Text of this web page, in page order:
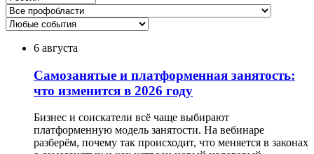
6 августа
Самозанятые и платформенная занятость:
что изменится в 2026 году
Бизнес и соискатели всё чаще выбирают
платформенную модель занятости. На вебинаре
разберём, почему так происходит, что меняется в законах